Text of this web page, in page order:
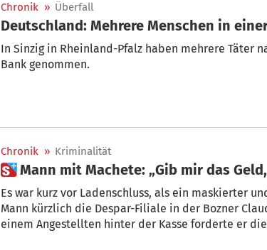
Chronik » Überfall
Deutschland: Mehrere Menschen in
In Sinzig in Rheinland-Pfalz haben mehrere Täter
Bank genommen.
Chronik » Kriminalität
 Mann mit Machete:
Es war kurz vor Ladenschluss, als ein maskierter
Mann kürzlich die Despar-Filiale in der Bozner
einem Angestellten hinter der Kasse forderte er